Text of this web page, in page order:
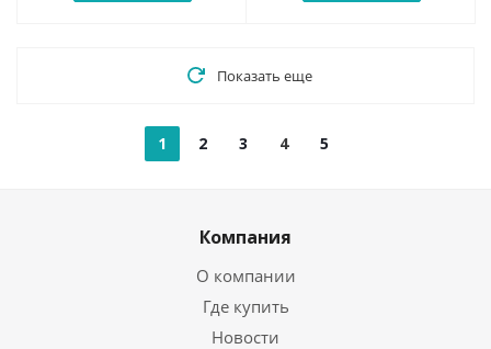
Показать еще
1 2 3 4 5
Компания
О компании
Где купить
Новости